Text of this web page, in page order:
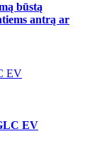
būstą
antrą ar
EV
EV